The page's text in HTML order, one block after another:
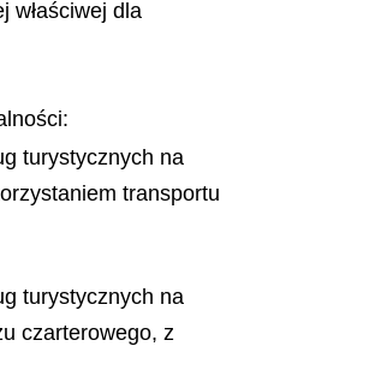
właściwej dla
turystycznych na
transportu
turystycznych na
czarterowego, z